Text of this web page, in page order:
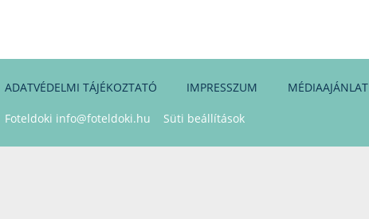
ADATVÉDELMI TÁJÉKOZTATÓ IMPRESSZUM MÉDIAAJÁNLAT
Foteldoki info@foteldoki.hu Süti beállítások